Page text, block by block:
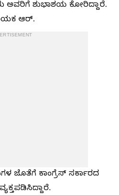
ಶುಭಾಶಯ ಕೋರಿದ್ದಾರೆ.
ಆರ್.
ಜೊತೆಗೆ ಕಾಂಗ್ರೆಸ್ ಸರ್ಕಾರದ